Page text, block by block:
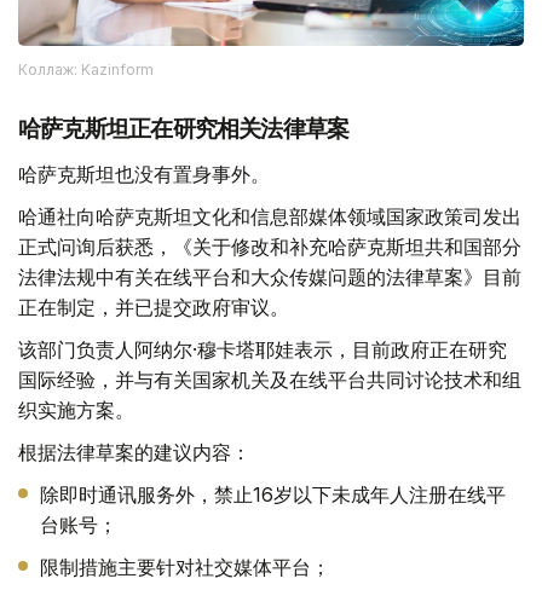
Коллаж: Kazinform
哈萨克斯坦正在研究相关法律草案
哈萨克斯坦也没有置身事外。
哈通社向哈萨克斯坦文化和信息部媒体领域国家政策司发出
正式问询后获悉，《关于修改和补充哈萨克斯坦共和国部分
法律法规中有关在线平台和大众传媒问题的法律草案》目前
正在制定，并已提交政府审议。
该部门负责人阿纳尔·穆卡塔耶娃表示，目前政府正在研究
国际经验，并与有关国家机关及在线平台共同讨论技术和组
织实施方案。
根据法律草案的建议内容：
除即时通讯服务外，禁止16岁以下未成年人注册在线平
台账号；
限制措施主要针对社交媒体平台；